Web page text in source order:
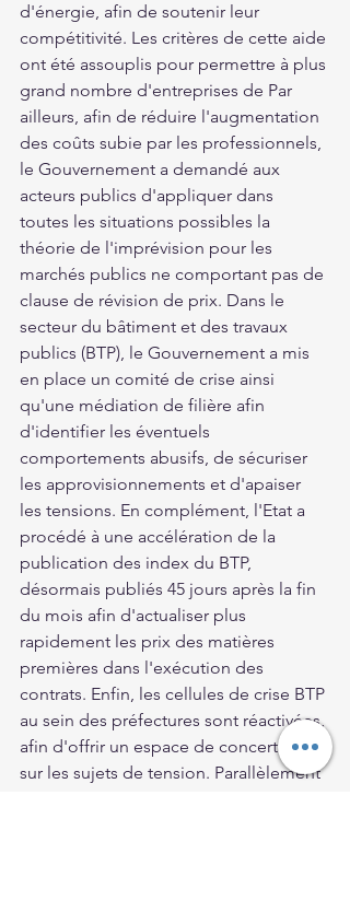
d'énergie, afin de soutenir leur
compétitivité. Les critères de cette aide
ont été assouplis pour permettre à plus
grand nombre d'entreprises de Par
ailleurs, afin de réduire l'augmentation
des coûts subie par les professionnels,
le Gouvernement a demandé aux
acteurs publics d'appliquer dans
toutes les situations possibles la
théorie de l'imprévision pour les
marchés publics ne comportant pas de
clause de révision de prix. Dans le
secteur du bâtiment et des travaux
publics (BTP), le Gouvernement a mis
en place un comité de crise ainsi
qu'une médiation de filière afin
d'identifier les éventuels
comportements abusifs, de sécuriser
les approvisionnements et d'apaiser
les tensions. En complément, l'Etat a
procédé à une accélération de la
publication des index du BTP,
désormais publiés 45 jours après la fin
du mois afin d'actualiser plus
rapidement les prix des matières
premières dans l'exécution des
contrats. Enfin, les cellules de crise BTP
au sein des préfectures sont réactivées,
afin d'offrir un espace de concertation
sur les sujets de tension. Parallèlement